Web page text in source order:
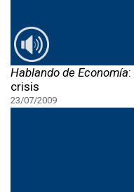
Hablando de Economía
crisis
23/07/2009